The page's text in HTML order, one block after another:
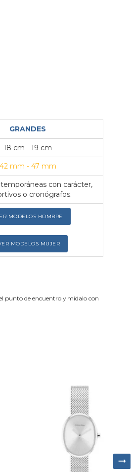
GRANDES
18 cm - 19 cm
42 mm - 47 mm
con carácter,
o cronógrafos.
MODELOS HOMBRE
MODELOS MUJER
punto de encuentro y mídalo con